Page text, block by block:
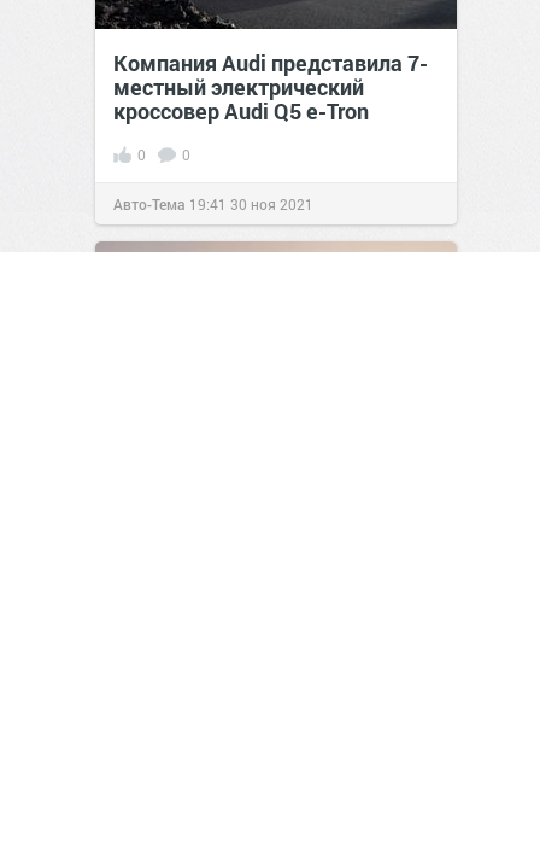
Компания Audi представила 7-
местный электрический
кроссовер Audi Q5 e-Tron
0 0
Авто-Тема 19:41 30 ноя 2021